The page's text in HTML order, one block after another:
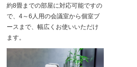
約8畳までの部屋に対応可能ですの
で、4～6人用の会議室から個室ブ
ースまで、幅広くお使いいただけ
ます。